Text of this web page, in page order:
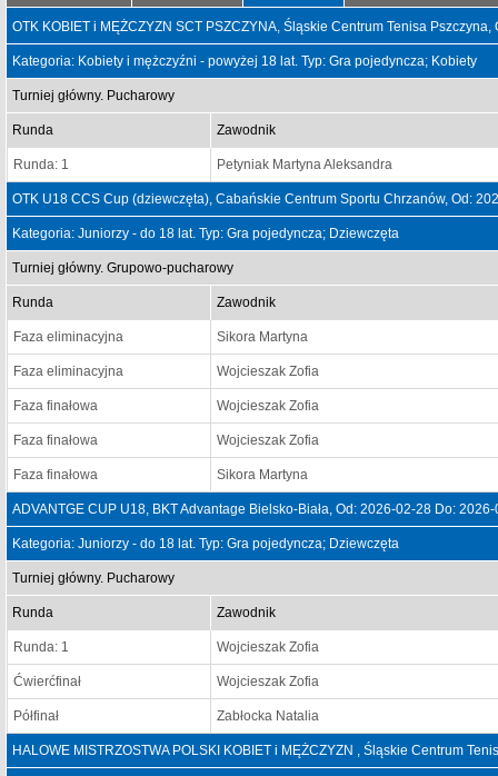
OTK KOBIET i MĘŻCZYZN SCT PSZCZYNA, Śląskie Centrum Tenisa
Kategoria: Kobiety i mężczyźni - powyżej 18 lat. Typ: Gra pojedyncza; Kobiety
Turniej główny. Pucharowy
Runda Zawodnik
Runda: 1 Petyniak Martyna Aleksandra
OTK U18 CCS Cup (dziewczęta), Cabańskie Centrum Sportu Chrzanów, Od:
Kategoria: Juniorzy - do 18 lat. Typ: Gra pojedyncza; Dziewczęta
Turniej główny. Grupowo-pucharowy
Runda Zawodnik
Faza eliminacyjna Sikora Martyna
Faza eliminacyjna Wojcieszak Zofia
Faza finałowa Wojcieszak Zofia
Faza finałowa Wojcieszak Zofia
Faza finałowa Sikora Martyna
ADVANTGE CUP U18, BKT Advantage Bielsko-Biała, Od: 2026-02-28 Do:
Kategoria: Juniorzy - do 18 lat. Typ: Gra pojedyncza; Dziewczęta
Turniej główny. Pucharowy
Runda Zawodnik
Runda: 1 Wojcieszak Zofia
Ćwierćfinał Wojcieszak Zofia
Półfinał Zabłocka Natalia
HALOWE MISTRZOSTWA POLSKI KOBIET i MĘŻCZYZN , Śląskie Centrum